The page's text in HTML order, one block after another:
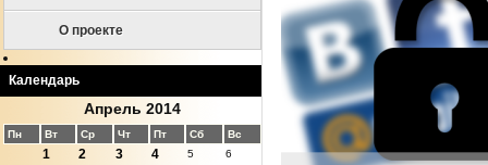
О проекте
Календарь
Апрель 2014
Пн Вт Ср Чт Пт Сб Вс
1 2 3 4 5 6